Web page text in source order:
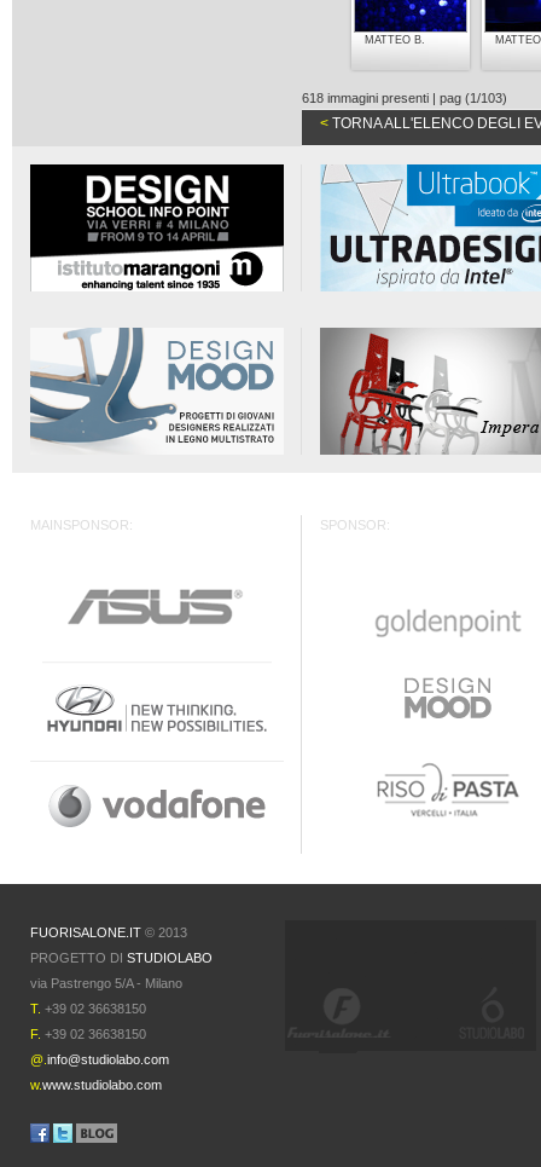
MATTEO B.
618 immagini presenti | pag (1/103)
< TORNA ALL'ELENCO DEGLI
MAINSPONSOR: SPONSOR:
FUORISALONE.IT © 2013
PROGETTO DI STUDIOLABO
via Pastrengo 5/A - Milano
T. +39 02 36638150
F. +39 02 36638150
@. info@studiolabo.com
w.www.studiolabo.com